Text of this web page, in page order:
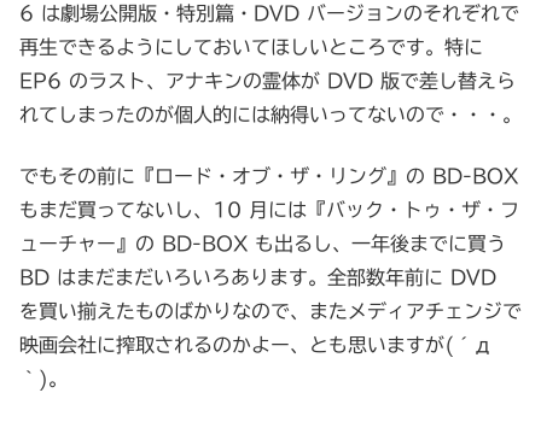
6 は劇場公開版・特別篇・DVD バージョンのそれぞれで
再生できるようにしておいてほしいところです。特に
EP6 のラスト、アナキンの霊体が DVD 版で差し替えら
れてしまったのが個人的には納得いってないので・・・。
でもその前に『ロード・オブ・ザ・リング』の BD-BOX
もまだ買ってないし、10 月には『バック・トゥ・ザ・フ
ューチャー』の BD-BOX も出るし、一年後までに買う
BD はまだまだいろいろあります。全部数年前に DVD
を買い揃えたものばかりなので、またメディアチェンジで
映画会社に搾取されるのかよー、とも思いますが(´д
｀)。